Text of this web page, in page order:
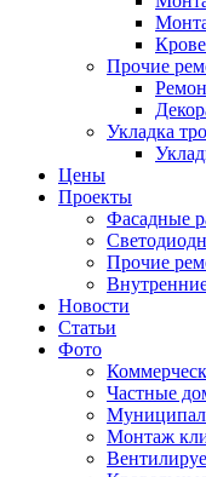
Прочие
Укладка
Цены
Проекты
Фасадные
Прочие
Новости
Статьи
Фото
Частные
Монтаж